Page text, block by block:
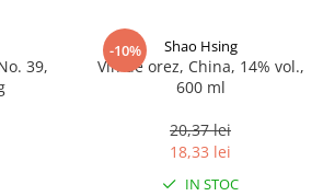
39,
-10% Shao Hsing
Vin de orez, China, 14% vol.,
600 ml
20,37 lei
18,33 lei
IN STOC